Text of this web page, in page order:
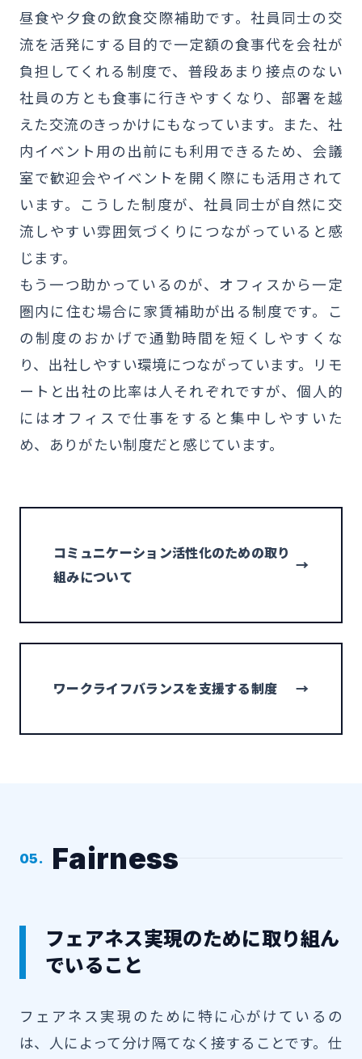
昼食や夕食の飲食交際補助です。社員同士の交
流を活発にする目的で一定額の食事代を会社が
負担してくれる制度で、普段あまり接点のない
社員の方とも食事に行きやすくなり、部署を越
えた交流のきっかけにもなっています。また、社
内イベント用の出前にも利用できるため、会議
室で歓迎会やイベントを開く際にも活用されて
います。こうした制度が、社員同士が自然に交
流しやすい雰囲気づくりにつながっていると感
じます。
もう一つ助かっているのが、オフィスから一定
圏内に住む場合に家賃補助が出る制度です。こ
の制度のおかげで通勤時間を短くしやすくな
り、出社しやすい環境につながっています。リモ
ートと出社の比率は人それぞれですが、個人的
にはオフィスで仕事をすると集中しやすいた
め、ありがたい制度だと感じています。
コミュニケーション活性化のための取り
組みについて
→
ワークライフバランスを支援する制度 →
05. Fairness
フェアネス実現のために取り組ん
でいること
フェアネス実現のために特に心がけているの
は、人によって分け隔てなく接することです。仕